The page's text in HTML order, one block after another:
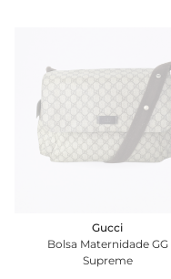
Gucci
Bolsa Maternidade GG
Supreme